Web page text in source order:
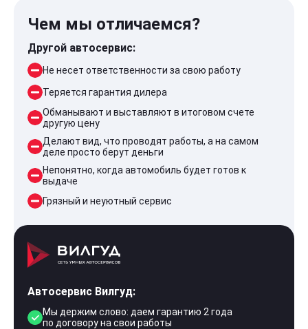
Чем мы отличаемся?
Другой автосервис:
Не несет ответственности за свою работу
Теряется гарантия дилера
Обманывают и выставляют в итоговом счете
другую цену
Делают вид, что проводят работы, а на самом
деле просто берут деньги
Непонятно, когда автомобиль будет готов к
выдаче
Грязный и неуютный сервис
Автосервис Вилгуд:
Мы держим слово: даем гарантию 2 года
по договору на свои работы